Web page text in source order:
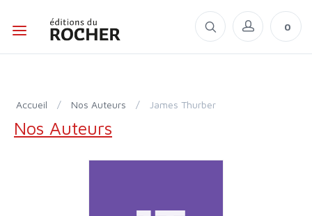
0
Accueil / Nos Auteurs / James Thurber
Nos Auteurs